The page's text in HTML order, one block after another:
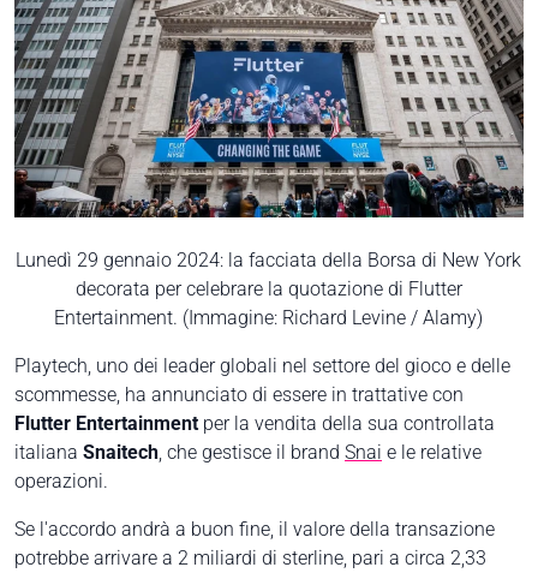
Lunedì 29 gennaio 2024: la facciata della Borsa di New York
decorata per celebrare la quotazione di Flutter
Entertainment. (Immagine: Richard Levine / Alamy)
Playtech, uno dei leader globali nel settore del gioco e delle
scommesse, ha annunciato di essere in trattative con
Flutter Entertainment per la vendita della sua controllata
italiana Snaitech , che gestisce il brand Snai e le relative
operazioni.
Se l'accordo andrà a buon fine, il valore della transazione
potrebbe arrivare a 2 miliardi di sterline, pari a circa 2,33